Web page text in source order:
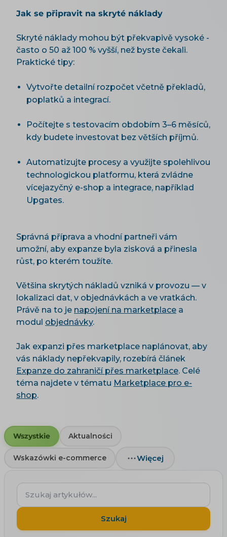
Jak se připravit na skryté náklady
Skryté náklady mohou být překvapivě vysoké -
často o 50 až 100 % vyšší, než byste čekali.
Praktické tipy:
Vytvořte detailní rozpočet včetně překladů,
poplatků a integrací.
Počítejte s testovacím obdobím 3–6 měsíců,
kdy budete investovat bez větších příjmů.
Automatizujte procesy a využijte spolehlivou
technologickou platformu, která zvládne
vícejazyčný e-shop a integrace, například
Upgates.
Správná příprava a vhodní partneři vám
umožní, aby expanze byla zisková a přinesla
růst, po kterém toužíte.
Většina skrytých nákladů vzniká v provozu — v
lokalizaci dat, v objednávkách a ve vratkách.
Právě na to je napojení na marketplace a
modul objednávky.
Jak expanzi přes marketplace naplánovat, aby
vás náklady nepřekvapily, rozebírá článek
Expanze do zahraničí přes marketplace. Celé
téma najdete v tématu Marketplace pro e-
shop.
Wszystkie Aktualności
Wskazówki e-commerce Więcej
Szukaj
artykułów...
Szukaj